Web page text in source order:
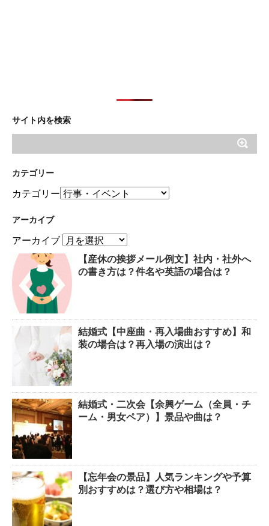
サイト内を検索
カテゴリー
カテゴリー
アーカイブ
アーカイブ
【産休の挨拶メール例文】社内・社外へ
の書き方は？件名や英語の場合は？
結婚式【中座曲・再入場曲おすすめ】和
装の場合は？再入場の演出は？
結婚式・二次会【余興ゲーム（全員・チ
ーム・男女ペア）】景品や曲は？
【忘年会の景品】人気ランキングや予算
別おすすめは？選び方や相場は？